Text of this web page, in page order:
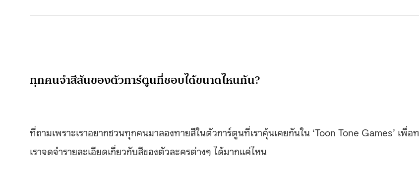
ทุกคนจำสีสันของตัวการ์ตูนที่ชอบได้ขนาดไหนกัน?
ที่ถามเพราะเราอยากชวนทุกคนมาลองทายสีในตัวการ์ตูนที่เราคุ้นเคยกันใน ‘Toon Tone Games’ เพื่อ
เราจดจำรายละเอียดเกี่ยวกับสีของตัวละครต่างๆ ได้มากแค่ไหน